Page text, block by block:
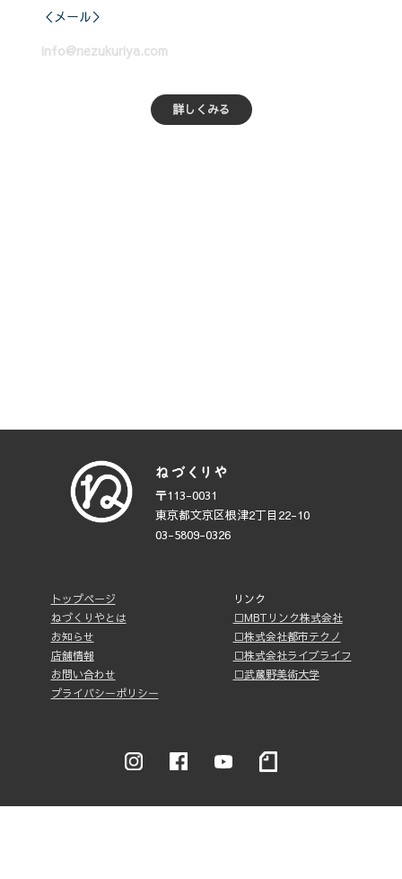
＜メール＞
info@nezukuriya.com
詳しくみる
〒113-0031
東京都文京区根津2丁目22-10
03-5809-0326
トップページ
ねづくりやとは
お知らせ
店舗情報
お問い合わせ
プライバシーポリシー
リンク
□MBTリンク株式会社
□株式会社都市テクノ
□株式会社ライブライフ
□武蔵野美術大学